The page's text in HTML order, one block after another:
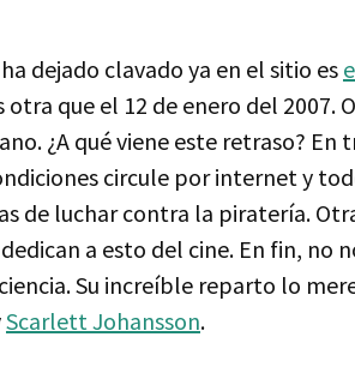
dejado clavado ya en el sitio es
otra que el 12 de enero del 2007.
¿A qué viene este retraso? En
circule por internet y
de luchar contra la piratería.
a esto del cine. En fin, no
Su increíble reparto lo
Scarlett Johansson.